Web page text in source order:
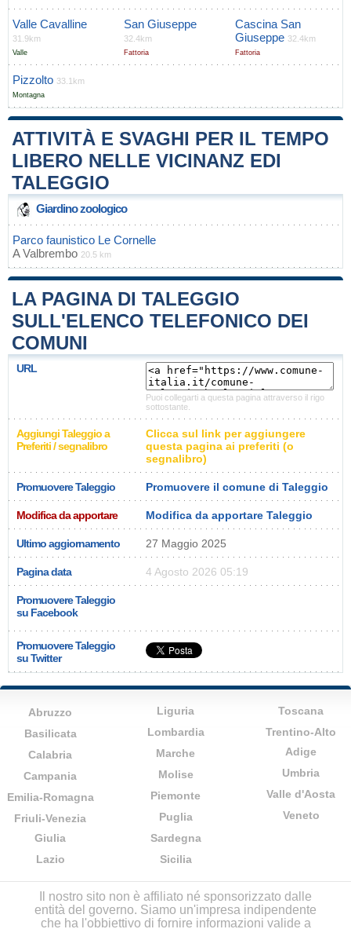
Valle Cavalline
31.9km
Valle
San Giuseppe
32.4km
Fattoria
Cascina San
Giuseppe 32.4km
Fattoria
Pizzolto 33.1km
Montagna
ATTIVITÀ E SVAGHI PER IL TEMPO
LIBERO NELLE VICINANZ EDI
TALEGGIO
Giardino zoologico
Parco faunistico Le Cornelle
AValbrembo 20.5 km
LA PAGINA DI TALEGGIO
SULL'ELENCO TELEFONICO DEI
COMUNI
URL
Puoi collegarti a questa pagina attraverso il rigo
sottostante.
Aggiungi Taleggio a
Preferiti / segnalibro
Clicca sul link per aggiungere
questa pagina ai preferiti (o
segnalibro)
Promuovere Taleggio Promuovere il comune di Taleggio
Modifica da apportare Modifica da apportare Taleggio
Ultimo aggiornamento 27 Maggio 2025
Pagina data 4 Agosto 2026 05:19
Promuovere Taleggio
su Facebook
Promuovere Taleggio
su Twitter
Abruzzo
Basilicata
Calabria
Campania
Emilia-Romagna
Friuli-Venezia
Giulia
Lazio
Liguria
Lombardia
Marche
Molise
Piemonte
Puglia
Sardegna
Sicilia
Toscana
Trentino-Alto
Adige
Umbria
Valle d'Aosta
Veneto
Il nostro sito non è affiliato né sponsorizzato dalle
entità del governo. Siamo un'impresa indipendente
che ha l'obbiettivo di fornire informazioni valide a